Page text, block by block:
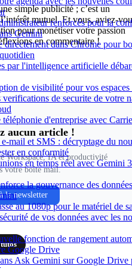
renforcés pour la
Gemini
directement dans Chrome pour
par l'intelligence artificielle
de visibilité pour vos
verifications de securite de votre
d'entreprise avec
mail et SMS : décryptage du
en conformité
en temps réel avec Gemini
la gouvernance des
au 1080p pour le matériel de
de vos données avec les
fonction de rangement
Google Drive
Ask Gemini sur Google Drive
simple publicité ; c’est un
mutuel. Et vous, aviez-
pour monétiser votre passion
en commentaire !
aucun article !
Workspace, IA et productivité
votre boîte mail.
la newsletter